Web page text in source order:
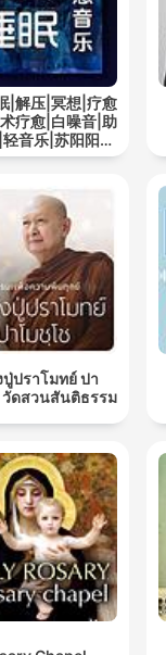
|解压|冥想|疗愈
疗愈|白噪音|助
音乐|苏阳阳频
道
ปราโมทย์ ปา
ดสวนสันติธรรม